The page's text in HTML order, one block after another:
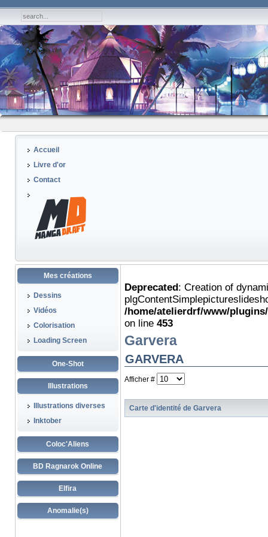
Accueil
Livre d'or
Contact
Mes créations
Dessins
Vidéos
Colorisation
Loading Screen
One-Shot
Illustrations
Illustrations diverses
Inktober
Coloc'Aliens
BD Ragnarok Online
Elfira
Anomalie(s)
Deprecated: Creation of
/home/atelierdrf/www/
on line 453
Garvera
GARVERA
Afficher #
Carte d'identité de Garvera